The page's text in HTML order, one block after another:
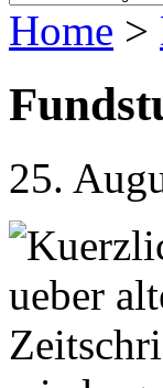
Home >
25.
ueber